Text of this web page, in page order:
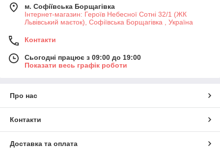
м. Софіївська Борщагівка
Інтернет-магазин: Героїв Небесної Сотні 32/1 (ЖК
Львівський маєток), Софіївська Борщагівка , Україна
Контакти
Сьогодні працює з 09:00 до 19:00
Показати весь графік роботи
Про нас
Контакти
Доставка та оплата